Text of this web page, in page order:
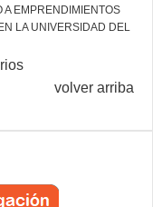
A EMPRENDIMIENTOS
LA UNIVERSIDAD DEL
volver arriba